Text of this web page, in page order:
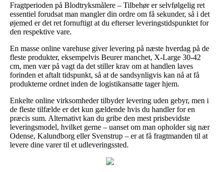
Fragtperioden på Blodtryksmålere – Tilbehør er selvfølgelig ret
essentiel forudsat man mangler din ordre om få sekunder, så i det
øjemed er det ret fornuftigt at du efterser leveringstidspunktet for
den respektive vare.
En masse online varehuse giver levering på næste hverdag på de
fleste produkter, eksempelvis Beurer manchet, X-Large 30-42
cm, men vær på vagt da det stiller krav om at handlen laves
forinden et aftalt tidspunkt, så at de sandsynligvis kan nå at få
produkterne ordnet inden de logistikansatte tager hjem.
Enkelte online virksomheder tilbyder levering uden gebyr, men i
de fleste tilfælde er det kun gældende hvis du handler for en
præcis sum. Alternativt kan du gribe den mest prisbevidste
leveringsmodel, hvilket gerne – uanset om man opholder sig nær
Odense, Kalundborg eller Svenstrup – er at få fragtmanden til at
levere dine varer til et udleveringssted.